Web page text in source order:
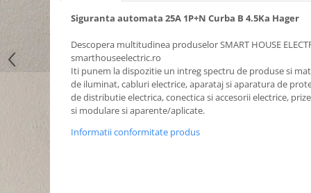
Siguranta automata 25A 1P+N Curba B 4.5Ka Hager
Descopera multitudinea produselor SMART HOUSE
smarthouseelectric.ro
Iti punem la dispozitie un intreg spectru de produse si
de iluminat, cabluri electrice, aparataj si aparatura de
de distributie electrica, conectica si accesorii electrice,
si modulare si aparente/aplicate.
Informatii conformitate produs